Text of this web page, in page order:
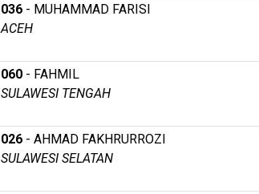
036 - MUHAMMAD FARISI
ACEH
060 - FAHMIL
SULAWESI TENGAH
026 - AHMAD FAKHRURROZI
SULAWESI SELATAN